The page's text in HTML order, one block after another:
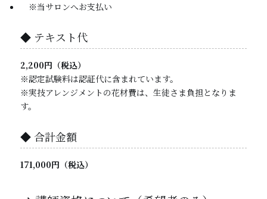
※当サロンへお支払い
◆ テキスト代
2,200円（税込）
※認定試験料は認証代に含まれています。
※実技アレンジメントの花材費は、生徒さま負担となりま
す。
◆ 合計金額
171,000円（税込）